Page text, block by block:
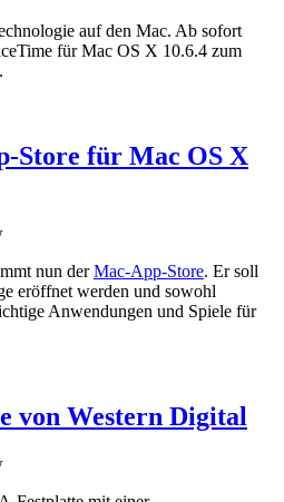
auf den Mac. Ab sofort
für Mac OS X 10.6.4 zum
Store für Mac OS X
nun derMac-App-Store. Er soll
eröffnet werden und sowohl
Anwendungen und Spiele für
von Western Digital